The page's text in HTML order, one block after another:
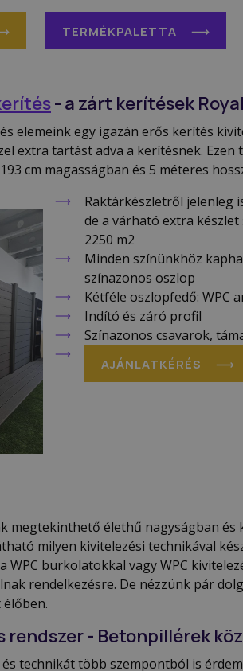
TERMÉKPALETTA
- a zárt kerítések
elemeink egy igazán erős kerítés
extra tartást adva a kerítésnek.
cm magasságban és 5 méteres
Raktárkészletről jelenleg
de a várható extra készlet
2250 m2
Minden színünkhöz
színazonos oszlop
Kétféle oszlopfedő: WPC
Indító és záró profil
Színazonos csavarok,
AJÁNLATKÉRÉS
megtekinthető élethű nagyságban és
milyen kivitelezési technikával
WPC burkolatokkal vagy WPC
rendelkezésre. De nézzünk pár
rendszer - Betonpillérek
technikát több szempontból is